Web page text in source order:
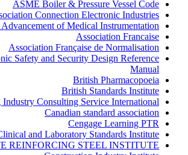
ASME Boiler & Pressure Vessel Code
Connection Electronic Industries
of Medical Instrumentation
Association Francaise
Association Française de Normalisation
Safety and Security Design Reference
Manual
British Pharmacopoeia
British Standards Institute
Consulting Service International
Canadian standard association
Cengage Learning PTR
and Laboratory Standards Institute
REINFORCING STEEL INSTITUTE